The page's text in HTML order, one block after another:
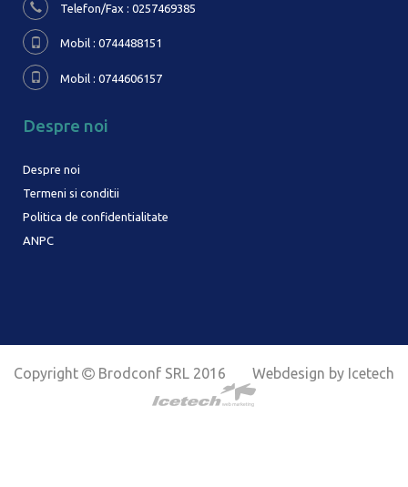
Telefon/Fax : 0257469385
Mobil : 0744488151
Mobil : 0744606157
Despre noi
Despre noi
Termeni si conditii
Politica de confidentialitate
ANPC
Copyright Brodconf SRL 2016 Webdesign by Icetech